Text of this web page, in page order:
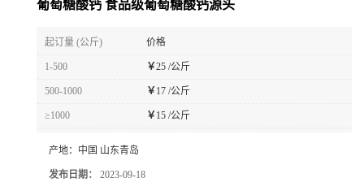
葡萄糖酸钙 食品级葡萄糖酸钙源头
起订量 (公斤) 价格
1-500 ￥25 /公斤
500-1000 ￥ 17 /公斤
≥1000 ￥ 15 /公斤
产地： 中国 山东青岛
发布日期： 2023-09-18